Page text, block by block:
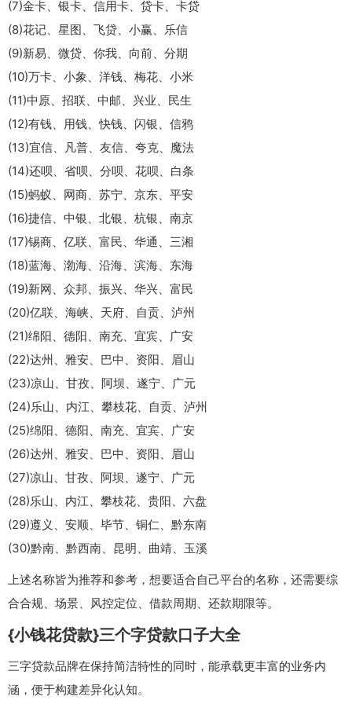
(7)金卡、银卡、信用卡、贷卡、卡贷
(8)花记、星图、飞贷、小赢、乐信
(9)新易、微贷、你我、向前、分期
(10)万卡、小象、洋钱、梅花、小米
(11)中原、招联、中邮、兴业、民生
(12)有钱、用钱、快钱、闪银、信鸦
(13)宜信、凡普、友信、夸克、魔法
(14)还呗、省呗、分呗、花呗、白条
(15)蚂蚁、网商、苏宁、京东、平安
(16)捷信、中银、北银、杭银、南京
(17)锡商、亿联、富民、华通、三湘
(18)蓝海、渤海、沿海、滨海、东海
(19)新网、众邦、振兴、华兴、富民
(20)亿联、海峡、天府、自贡、泸州
(21)绵阳、德阳、南充、宜宾、广安
(22)达州、雅安、巴中、资阳、眉山
(23)凉山、甘孜、阿坝、遂宁、广元
(24)乐山、内江、攀枝花、自贡、泸州
(25)绵阳、德阳、南充、宜宾、广安
(26)达州、雅安、巴中、资阳、眉山
(27)凉山、甘孜、阿坝、遂宁、广元
(28)乐山、内江、攀枝花、贵阳、六盘
(29)遵义、安顺、毕节、铜仁、黔东南
(30)黔南、黔西南、昆明、曲靖、玉溪
上述名称皆为推荐和参考，想要适合自己平台的名称，还需要综
合合规、场景、风控定位、借款周期、还款期限等。
{小钱花贷款}三个字贷款口子大全
三字贷款品牌在保持简洁特性的同时，能承载更丰富的业务内
涵，便于构建差异化认知。